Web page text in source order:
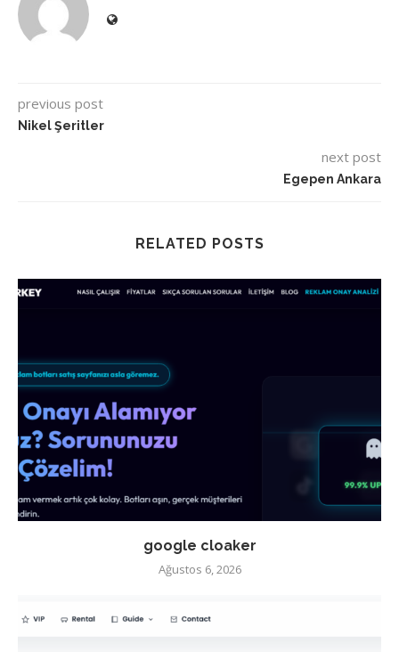
previous post
Nikel Şeritler
next post
Egepen Ankara
RELATED POSTS
google cloaker
Ağustos 6, 2026